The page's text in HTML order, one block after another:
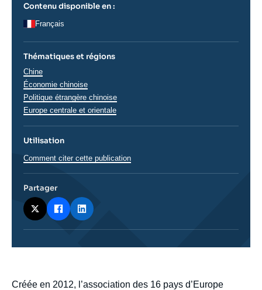
body
Créée en 2012, l’association des 16 pays d’Europe
Contenu disponible en :
Français
Thématiques et régions
Régions
Chine
Économie chinoise
Politique étrangère chinoise
Europe centrale et orientale
Utilisation
Comment citer cette publication
Partager